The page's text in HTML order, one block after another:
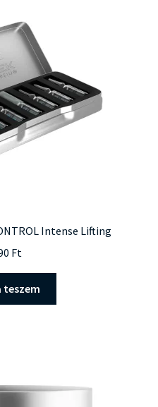
Intense Lifting
Ft
teszem